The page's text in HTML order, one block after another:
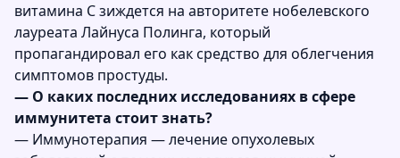
витамина С зиждется на авторитете нобелевского
лауреата Лайнуса Полинга, который
пропагандировал его как средство для облегчения
симптомов простуды.
— О каких последних исследованиях в сфере
иммунитета стоит знать?
— Иммунотерапия — лечение опухолевых